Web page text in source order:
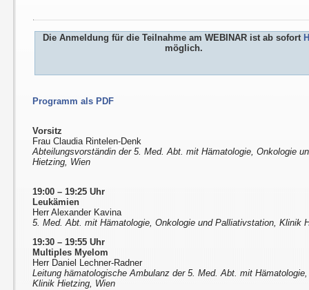
Die Anmeldung für die Teilnahme am WEBINAR ist ab sofort
möglich.
Programm als PDF
Vorsitz
Frau Claudia Rintelen-Denk
Abteilungsvorständin der 5. Med. Abt. mit Hämatologie, Onkologie
Hietzing, Wien
19:00 – 19:25 Uhr
Leukämien
Herr Alexander Kavina
5. Med. Abt. mit Hämatologie, Onkologie und Palliativstation, Klinik
19:30 – 19:55 Uhr
Multiples Myelom
Herr Daniel Lechner-Radner
Leitung hämatologische Ambulanz der 5. Med. Abt. mit
Klinik Hietzing, Wien